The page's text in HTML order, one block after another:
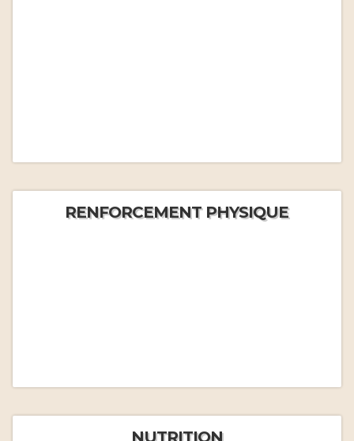
RENFORCEMENT PHYSIQUE
NUTRITION